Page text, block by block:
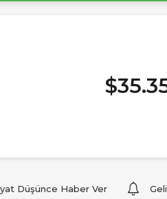
Düşünce Haber Ver